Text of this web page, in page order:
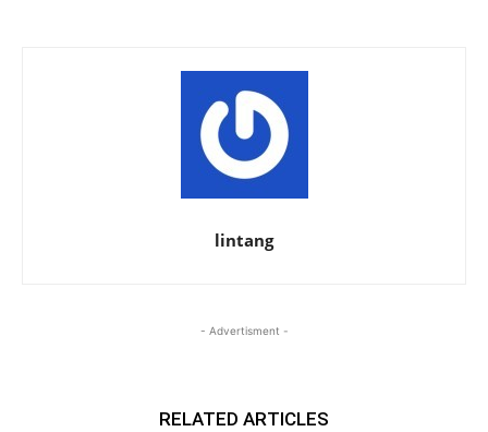
lintang
- Advertisment -
RELATED ARTICLES